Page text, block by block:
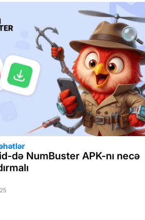
də NumBuster APK-nı necə